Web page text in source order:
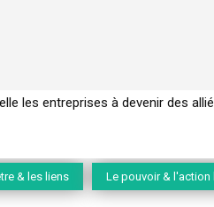
les entreprises à devenir des
& les liens Le pouvoir & l'action